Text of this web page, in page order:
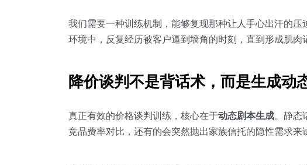
我们需要一种训练机制，能够复现那种让人手心出汗的
环境中，反复经历被客户逼到墙角的时刻，直到形成肌肉
降价谈判不是背话术，而是生成动
真正有效的价格谈判训练，核心在于动态剧本生成。静态
竞品费率对比，还有的会突然抛出家族信托的隐性需求来